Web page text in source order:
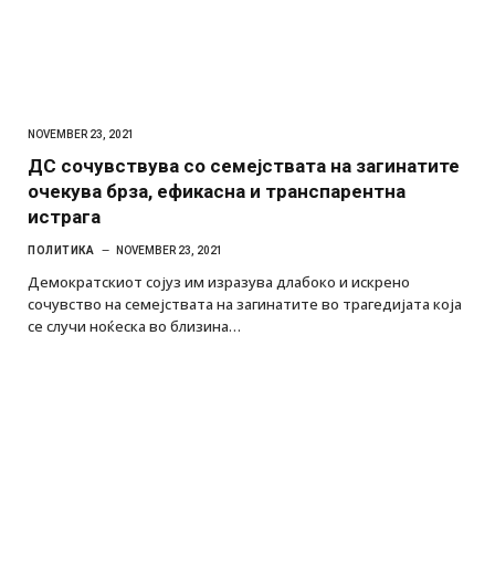
NOVEMBER 23, 2021
ДС сочувствува со семејствата на загинатите
очекува брза, ефикасна и транспарентна
истрага
ПОЛИТИКА NOVEMBER 23, 2021
Демократскиот сојуз им изразува длабоко и искрено
сочувство на семејствата на загинатите во трагедијата која
се случи ноќеска во близина…